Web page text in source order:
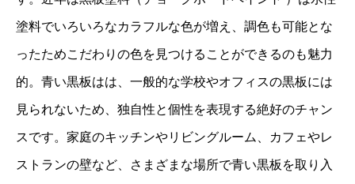
塗料でいろいろなカラフルな色が増え、調色も可能とな
ったためこだわりの色を見つけることができるのも魅力
的。青い黒板はは、一般的な学校やオフィスの黒板には
見られないため、独自性と個性を表現する絶好のチャン
スです。家庭のキッチンやリビングルーム、カフェやレ
ストランの壁など、さまざまな場所で青い黒板を取り入